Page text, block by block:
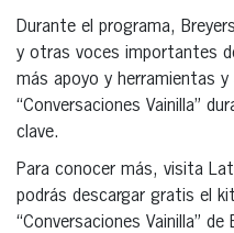
Durante el programa,
y otras voces importantes
más apoyo y herramientas
“Conversaciones Vainilla”
clave.
Para conocer más, visita
podrás descargar gratis el
“Conversaciones Vainilla”